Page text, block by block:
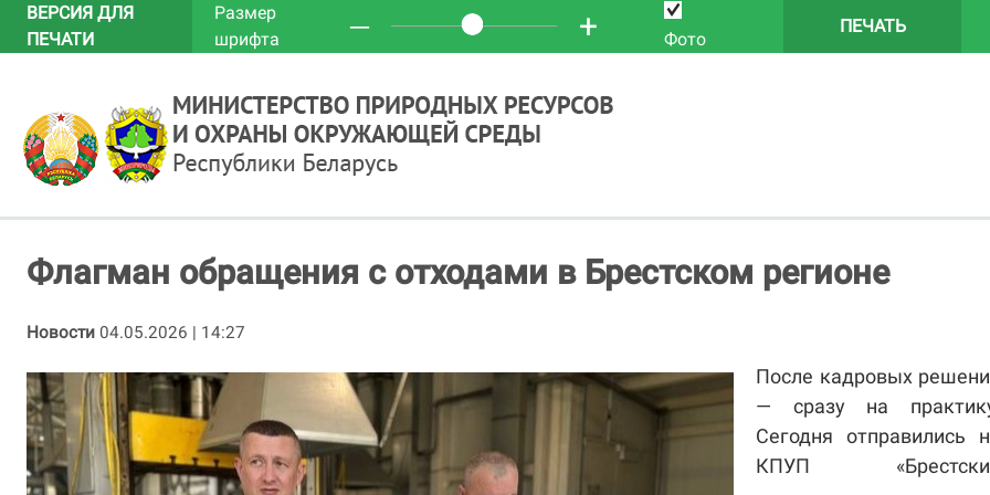
ВЕРСИЯ ДЛЯ
ПЕЧАТИ
Размер
шрифта
─ + Фото
ПЕЧАТЬ
Флагман обращения с отходами в Брестском регионе
Новости 04.05.2026 | 14:27
После кадровых
— сразу на
Сегодня отправились
КПУП